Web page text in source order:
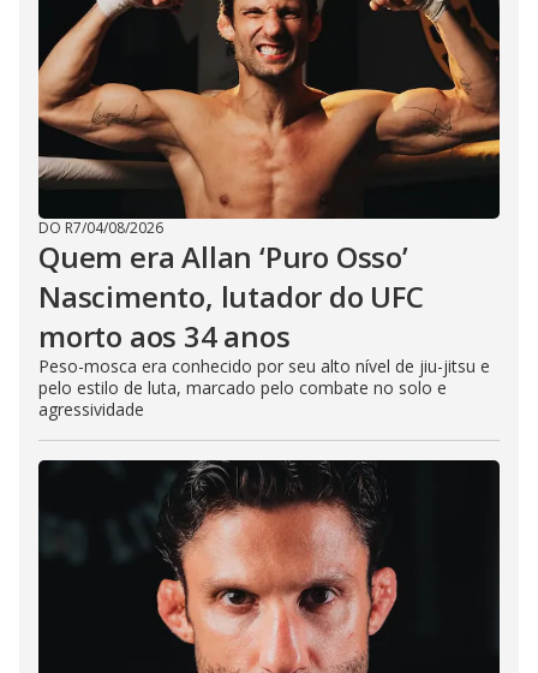
DO R7/04/08/2026
Quem era Allan ‘Puro Osso’
Nascimento, lutador do UFC
morto aos 34 anos
Peso-mosca era conhecido por seu alto nível de jiu-jitsu e
pelo estilo de luta, marcado pelo combate no solo e
agressividade